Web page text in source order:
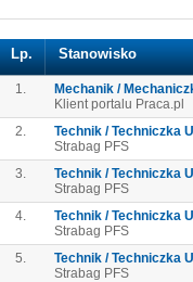
Lp. Stanowisko
1.
Mechanik /
Klient portalu Praca.pl
2.
Technik / Techniczka
Strabag PFS
3.
Technik / Techniczka
Strabag PFS
4.
Technik / Techniczka
Strabag PFS
5.
Technik / Techniczka
Strabag PFS